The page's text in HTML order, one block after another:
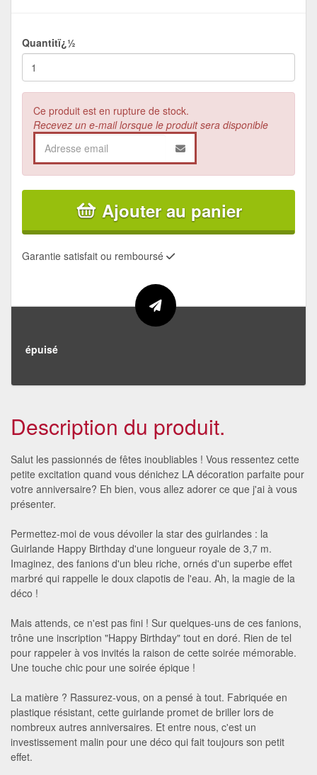
Quantitï¿½
Ce produit est en rupture de stock.
Recevez un e-mail lorsque le produit sera disponible
Ajouter au panier
Garantie satisfait ou remboursé
épuisé
Description du produit.
Salut les passionnés de fêtes inoubliables ! Vous ressentez cette
petite excitation quand vous dénichez LA décoration parfaite pour
votre anniversaire? Eh bien, vous allez adorer ce que j'ai à vous
présenter.
Permettez-moi de vous dévoiler la star des guirlandes : la
Guirlande Happy Birthday d'une longueur royale de 3,7 m.
Imaginez, des fanions d'un bleu riche, ornés d'un superbe effet
marbré qui rappelle le doux clapotis de l'eau. Ah, la magie de la
déco !
Mais attends, ce n'est pas fini ! Sur quelques-uns de ces fanions,
trône une inscription "Happy Birthday" tout en doré. Rien de tel
pour rappeler à vos invités la raison de cette soirée mémorable.
Une touche chic pour une soirée épique !
La matière ? Rassurez-vous, on a pensé à tout. Fabriquée en
plastique résistant, cette guirlande promet de briller lors de
nombreux autres anniversaires. Et entre nous, c'est un
investissement malin pour une déco qui fait toujours son petit
effet.